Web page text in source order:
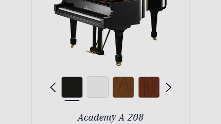
Academy A 208